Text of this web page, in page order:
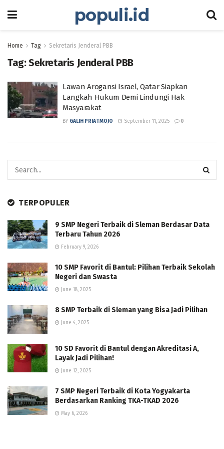
populi.id
Home Tag Sekretaris Jenderal PBB
Tag:Sekretaris Jenderal PBB
Lawan Arogansi Israel, Qatar Siapkan
Langkah Hukum Demi Lindungi Hak
Masyarakat
BY GALIH PRIATMOJO September 11, 2025 0
TERPOPULER
9 SMP Negeri Terbaik di Sleman Berdasar Data
Terbaru Tahun 2026
February 9, 2026
10 SMP Favorit di Bantul: Pilihan Terbaik Sekolah
Negeri dan Swasta
June 18, 2025
8 SMP Terbaik di Sleman yang Bisa Jadi Pilihan
June 4, 2025
10 SD Favorit di Bantul dengan Akreditasi A,
Layak Jadi Pilihan!
June 12, 2025
7 SMP Negeri Terbaik di Kota Yogyakarta
Berdasarkan Ranking TKA-TKAD 2026
May 6, 2026